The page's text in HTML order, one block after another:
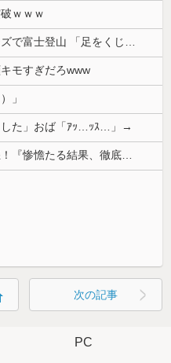
ｗｗｗ
ドイツ人男性がランニングシューズで富士登山 「足をくじいて動けない」
モすぎだろwww
」
した」おば「ｱｯ…ｯｽ…」→
韓国人「安貞桓が韓国代表に激怒！『惨憺たる結果、徹底的な刷新が必要だ』と監督や協会を痛烈批判」
次の記事
PC